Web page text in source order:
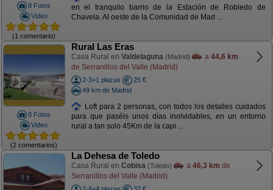
8 Fotos
Video
(1 comentario)
en el tranquilo barrio de la Estación de Robledo de
Chavela. Al oeste de la Comunidad de Mad ...
8 Fotos
Video
(2 comentarios)
Rural Las Eras
Casa Rural en Valdelaguna (Madrid) a 44,6 km
de Serranillos del Valle (Madrid)
2-3+1 plazas
25 €
49 km de Madrid
Loft para 2 personas, con todos los detalles cuidados
para que paséis unos días inolvidables, en un entorno
rural a tan solo 45Km de la capi ...
La Dehesa de Toledo
Casa Rural en Cobisa (Toledo) a 46,3 km de
Serranillos del Valle (Madrid)